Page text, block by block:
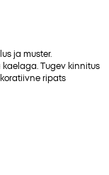
ja muster.
Tugev kinnitus
ripats